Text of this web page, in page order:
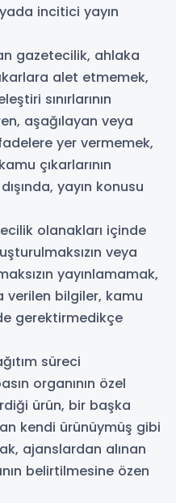
yada incitici yayın
gazetecilik, ahlaka
alet etmemek,
sınırlarının
aşağılayan veya
yer vermemek,
çıkarlarının
yayın konusu
olanakları içinde
veya
yayınlamamak,
verilen bilgiler, kamu
gerektirmedikçe
süreci
organının özel
ürün, bir başka
kendi ürünüymüş gibi
ajanslardan alınan
belirtilmesine özen